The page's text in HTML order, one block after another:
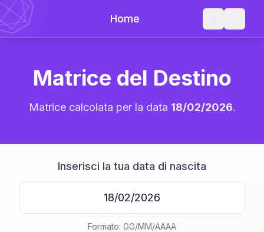
Home
Matrice del Destino
Matrice calcolata per la data 18/02/2026.
Inserisci la tua data di nascita
Formato: GG/MM/AAAA